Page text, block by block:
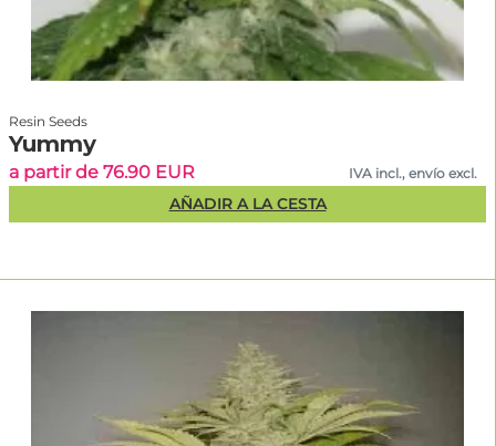
Resin Seeds
Yummy
a partir de 76.90 EUR IVA incl., envío excl.
AÑADIR A LA CESTA